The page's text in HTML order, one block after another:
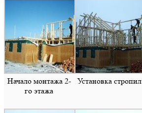
Начало монтажа 2-
го этажа
Установка стропил